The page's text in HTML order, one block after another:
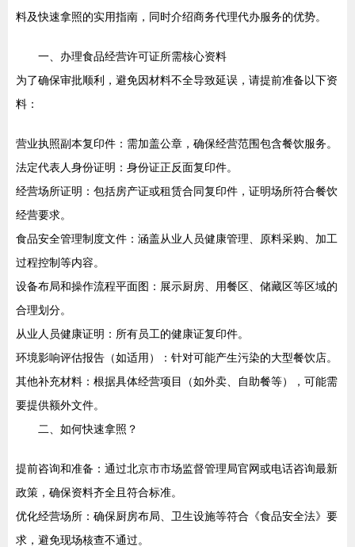
料及快速拿照的实用指南，同时介绍商务代理代办服务的优势。
一、办理食品经营许可证所需核心资料
为了确保审批顺利，避免因材料不全导致延误，请提前准备以下资
料：
营业执照副本复印件：需加盖公章，确保经营范围包含餐饮服务。
法定代表人身份证明：身份证正反面复印件。
经营场所证明：包括房产证或租赁合同复印件，证明场所符合餐饮
经营要求。
食品安全管理制度文件：涵盖从业人员健康管理、原料采购、加工
过程控制等内容。
设备布局和操作流程平面图：展示厨房、用餐区、储藏区等区域的
合理划分。
从业人员健康证明：所有员工的健康证复印件。
环境影响评估报告（如适用）：针对可能产生污染的大型餐饮店。
其他补充材料：根据具体经营项目（如外卖、自助餐等），可能需
要提供额外文件。
二、如何快速拿照？
提前咨询和准备：通过北京市市场监督管理局官网或电话咨询最新
政策，确保资料齐全且符合标准。
优化经营场所：确保厨房布局、卫生设施等符合《食品安全法》要
求，避免现场核查不通过。